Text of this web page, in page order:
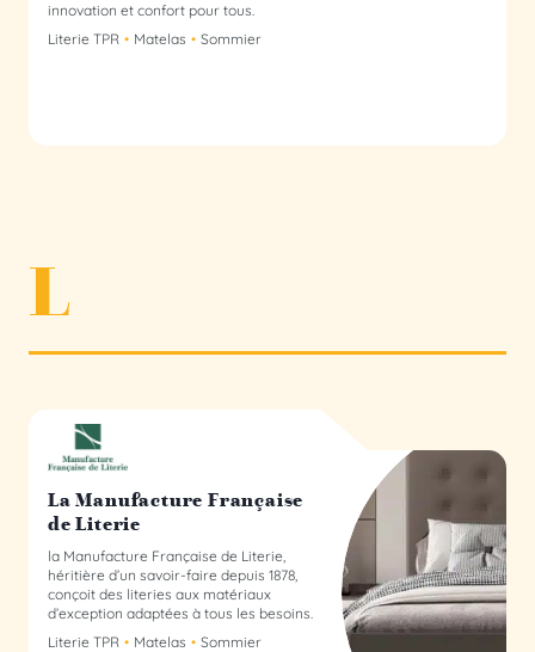
innovation et confort pour tous.
Literie TPR
Matelas Sommier
L
La Manufacture Française de Literie membre du collectif
La Manufacture Française
de Literie
la Manufacture Française de Literie,
héritière d’un savoir-faire depuis 1878,
conçoit des literies aux matériaux
d’exception adaptées à tous les besoins.
Literie TPR
Matelas Sommier